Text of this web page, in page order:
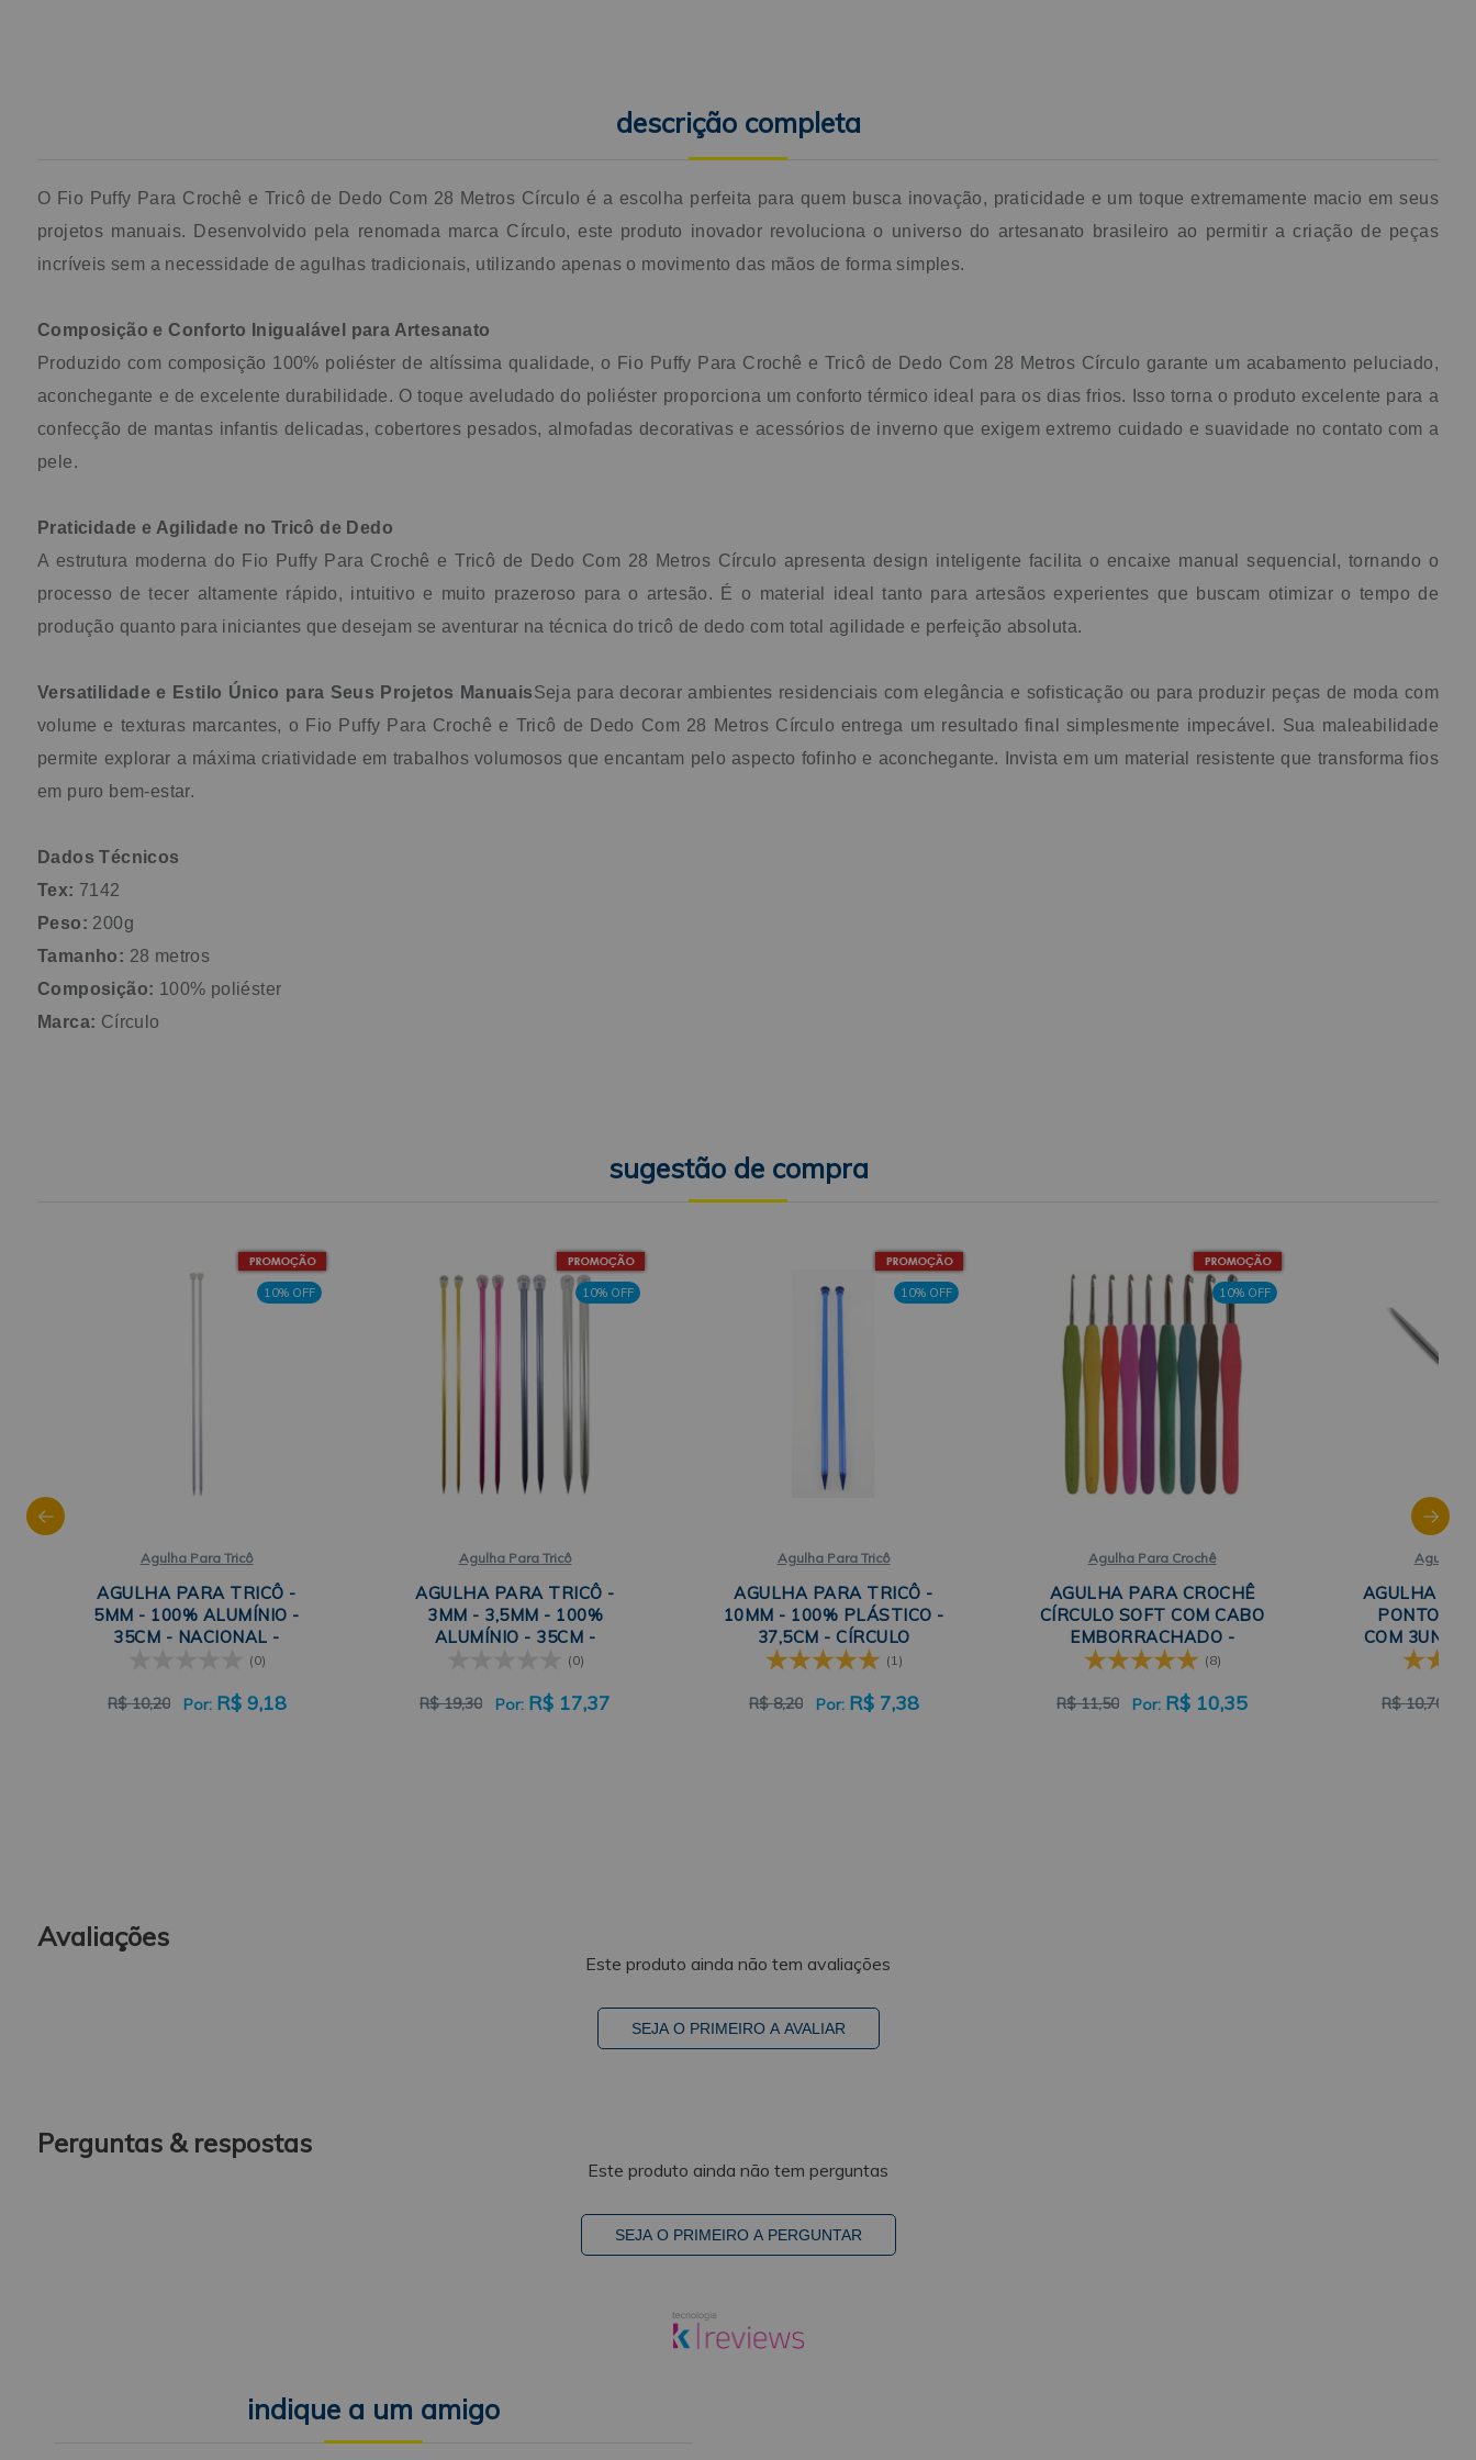
descrição completa
O Fio Puffy Para Crochê e Tricô de Dedo Com 28 Metros Círculo é a escolha perfeita para quem busca inovação, praticidade e um toque extremamente macio em seus
projetos manuais. Desenvolvido pela renomada marca Círculo, este produto inovador revoluciona o universo do artesanato brasileiro ao permitir a criação de peças
incríveis sem a necessidade de agulhas tradicionais, utilizando apenas o movimento das mãos de forma simples.
Composição e Conforto Inigualável para Artesanato
Produzido com composição 100% poliéster de altíssima qualidade, o Fio Puffy Para Crochê e Tricô de Dedo Com 28 Metros Círculo garante um acabamento peluciado,
aconchegante e de excelente durabilidade. O toque aveludado do poliéster proporciona um conforto térmico ideal para os dias frios. Isso torna o produto excelente para a
confecção de mantas infantis delicadas, cobertores pesados, almofadas decorativas e acessórios de inverno que exigem extremo cuidado e suavidade no contato com a
pele.
Praticidade e Agilidade no Tricô de Dedo
A estrutura moderna do Fio Puffy Para Crochê e Tricô de Dedo Com 28 Metros Círculo apresenta design inteligente facilita o encaixe manual sequencial, tornando o
processo de tecer altamente rápido, intuitivo e muito prazeroso para o artesão. É o material ideal tanto para artesãos experientes que buscam otimizar o tempo de
produção quanto para iniciantes que desejam se aventurar na técnica do tricô de dedo com total agilidade e perfeição absoluta.
Versatilidade e Estilo Único para Seus Projetos ManuaisSeja para decorar ambientes residenciais com elegância e sofisticação ou para produzir peças de moda com
volume e texturas marcantes, o Fio Puffy Para Crochê e Tricô de Dedo Com 28 Metros Círculo entrega um resultado final simplesmente impecável. Sua maleabilidade
permite explorar a máxima criatividade em trabalhos volumosos que encantam pelo aspecto fofinho e aconchegante. Invista em um material resistente que transforma fios
em puro bem-estar.
Dados Técnicos
Tex: 7142
Peso: 200g
Tamanho: 28 metros
Composição: 100% poliéster
Marca: Círculo
10% OFF
Agulha Para Tricô
AGULHA PARA TRICÔ -
5MM - 100% ALUMÍNIO -
35CM - NACIONAL -
(0)
R$ 10,20 R$ 9,18
10% OFF
Agulha Para Tricô
AGULHA PARA TRICÔ -
3MM - 3,5MM - 100%
ALUMÍNIO - 35CM -
COLORIDA - CÍRCULO
(0)
R$ 19,30 R$ 17,37
10% OFF
Agulha Para Tricô
AGULHA PARA TRICÔ -
10MM - 100% PLÁSTICO -
37,5CM - CÍRCULO
(1)
R$ 8,20 R$ 7,38
10% OFF
Agulha Para Crochê
AGULHA PARA CROCHÊ
CÍRCULO SOFT COM CABO
EMBORRACHADO -
TAMANHOS 1,25MM A
(8)
R$ 11,50 R$ 10,35
Agulha
AGULHA DE
PONTO
COM 3UN
R$ 10,70
Avaliações
Este produto ainda não tem avaliações
SEJA O PRIMEIRO A AVALIAR
Perguntas & respostas
Este produto ainda não tem perguntas
SEJA O PRIMEIRO A PERGUNTAR
indique a um amigo